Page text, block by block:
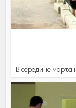
В середине марта